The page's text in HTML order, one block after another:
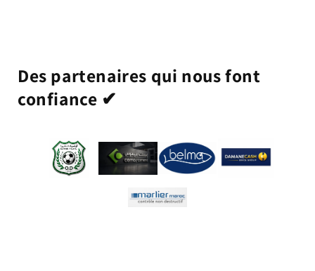
Des partenaires qui nous font
confiance ✔